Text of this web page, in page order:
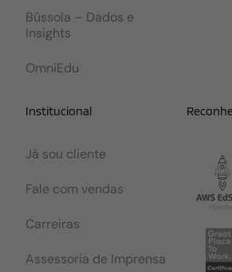
Bússola – Dados e
Insights
OmniEdu
Institucional
Já sou cliente
Fale com vendas
Carreiras
Assessoria de Imprensa